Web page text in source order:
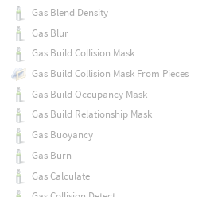
Gas Blend Density
Gas Blur
Gas Build Collision Mask
Gas Build Collision Mask From Pieces
Gas Build Occupancy Mask
Gas Build Relationship Mask
Gas Buoyancy
Gas Burn
Gas Calculate